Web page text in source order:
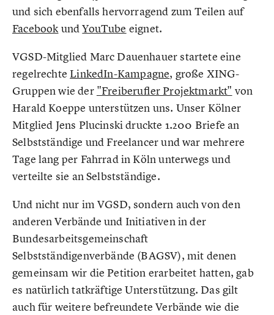
und sich ebenfalls hervorragend zum Teilen auf
Facebook undYouTube eignet.
VGSD-Mitglied Marc Dauenhauer startete eine
regelrechte LinkedIn-Kampagne, große XING-
Gruppen wie der "Freiberufler Projektmarkt" von
Harald Koeppe unterstützen uns. Unser Kölner
Mitglied Jens Plucinski druckte 1.200 Briefe an
Selbstständige und Freelancer und war mehrere
Tage lang per Fahrrad in Köln unterwegs und
verteilte sie an Selbstständige.
Und nicht nur im VGSD, sondern auch von den
anderen Verbände und Initiativen in der
Bundesarbeitsgemeinschaft
Selbstständigenverbände (BAGSV), mit denen
gemeinsam wir die Petition erarbeitet hatten, gab
es natürlich tatkräftige Unterstützung. Das gilt
auch für weitere befreundete Verbände wie die